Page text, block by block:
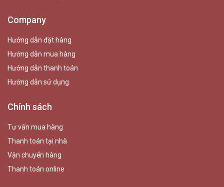
Company
Hướng dẫn đặt hàng
Hướng dẫn mua hàng
Hướng dẫn thanh toán
Hướng dẫn sử dụng
Chính sách
Tư vấn mua hàng
Thanh toán tại nhà
Vận chuyển hàng
Thanh toán online